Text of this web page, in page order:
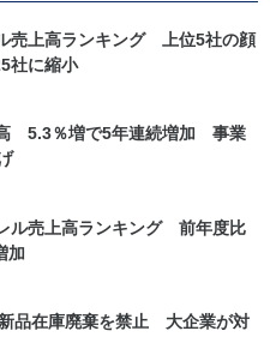
売上高ランキング 上位5社の顔
社に縮小
5.3％増で5年連続増加 事業
ル売上高ランキング 前年度比
加
品在庫廃棄を禁止 大企業が対